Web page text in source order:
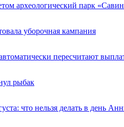
археологический парк
уборочная кампания
пересчитают
рыбак
что нельзя делать в день